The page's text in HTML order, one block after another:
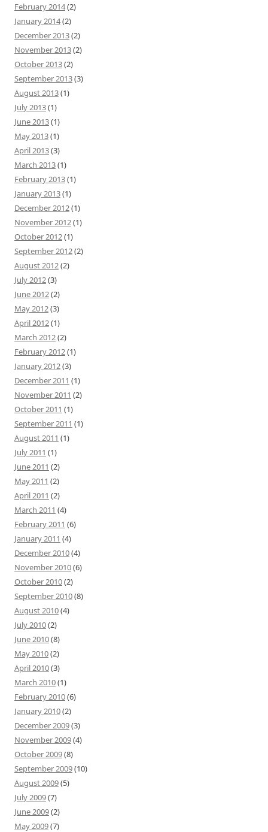
February 2014(2)
January 2014(2)
December 2013(2)
November 2013(2)
October 2013(2)
September 2013(3)
August 2013(1)
July 2013(1)
June 2013(1)
May 2013(1)
April 2013(3)
March 2013(1)
February 2013(1)
January 2013(1)
December 2012(1)
November 2012(1)
October 2012(1)
September 2012(2)
August 2012(2)
July 2012(3)
June 2012(2)
May 2012(3)
April 2012(1)
March 2012(2)
February 2012(1)
January 2012(3)
December 2011 (1)
November 2011 (2)
October 2011 (1)
September 2011 (1)
August 2011 (1)
July 2011 (1)
June 2011 (2)
May 2011 (2)
April 2011 (2)
March 2011 (4)
February 2011 (6)
January 2011 (4)
December 2010(4)
November 2010(6)
October 2010(2)
September 2010(8)
August 2010(4)
July 2010(2)
June 2010(8)
May 2010(2)
April 2010(3)
March 2010(1)
February 2010(6)
January 2010(2)
December 2009(3)
November 2009(4)
October 2009(8)
September 2009(10)
August 2009(5)
July 2009(7)
June 2009(2)
May 2009(7)